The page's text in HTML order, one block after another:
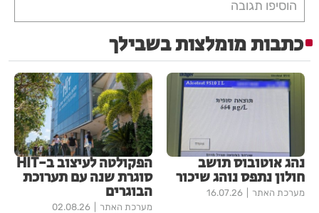
הוסיפו תגובה
כתבות מומלצות בשבילך
נהג אוטובוס תושב
חולון נתפס נוהג שיכור
מערכת האתר 16.07.26
הפקולטה לעיצוב ב-HIT
סוגרת שנה עם תערוכת
הבוגרים
מערכת האתר 02.08.26